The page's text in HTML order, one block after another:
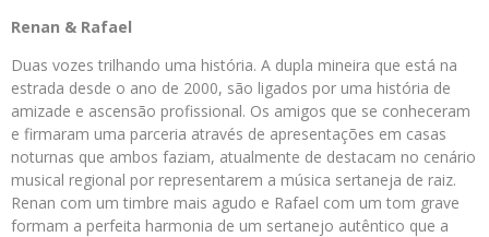
Renan & Rafael
Duas vozes trilhando uma história. A dupla mineira que está na
estrada desde o ano de 2000, são ligados por uma história de
amizade e ascensão profissional. Os amigos que se conheceram
e firmaram uma parceria através de apresentações em casas
noturnas que ambos faziam, atualmente de destacam no cenário
musical regional por representarem a música sertaneja de raiz.
Renan com um timbre mais agudo e Rafael com um tom grave
formam a perfeita harmonia de um sertanejo autêntico que a